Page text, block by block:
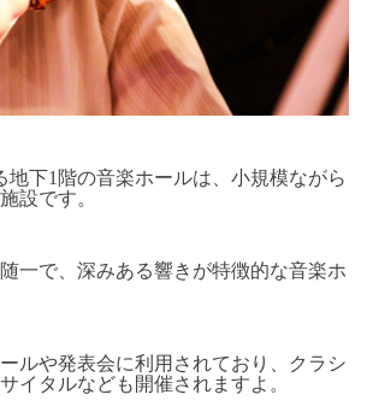
地下1 階の音楽ホールは、小規模ながら
設です。
一で、深みある響きが特徴的な音楽ホ
ルや発表会に利用されており、クラシ
イタルなども開催されますよ。